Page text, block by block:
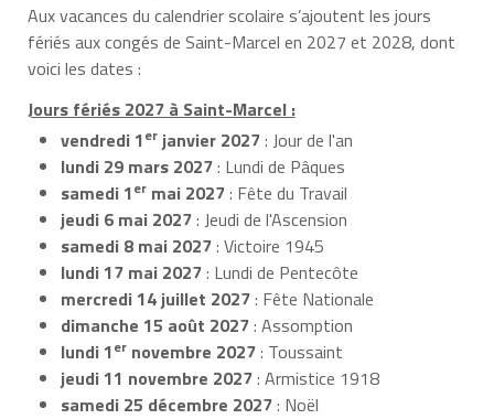
Aux vacances du calendrier scolaire s’ajoutent les jours
fériés aux congés de Saint-Marcel en 2027 et 2028, dont
voici les dates :
Jours fériés 2027 à Saint-Marcel :
vendredi 1er janvier 2027: Jour de l'an
lundi 29 mars 2027: Lundi de Pâques
samedi 1er mai 2027: Fête du Travail
jeudi 6 mai 2027: Jeudi de l'Ascension
samedi 8 mai 2027: Victoire 1945
lundi 17 mai 2027: Lundi de Pentecôte
mercredi 14 juillet 2027: Fête Nationale
dimanche 15 août 2027: Assomption
lundi 1er novembre 2027: Toussaint
jeudi 11 novembre 2027: Armistice 1918
samedi 25 décembre 2027: Noël